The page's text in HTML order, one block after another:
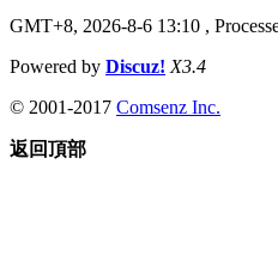
GMT+8, 2026-8-6 13:10 ,
Powered by Discuz! X3.4
© 2001-2017 Comsenz Inc.
返回頂部